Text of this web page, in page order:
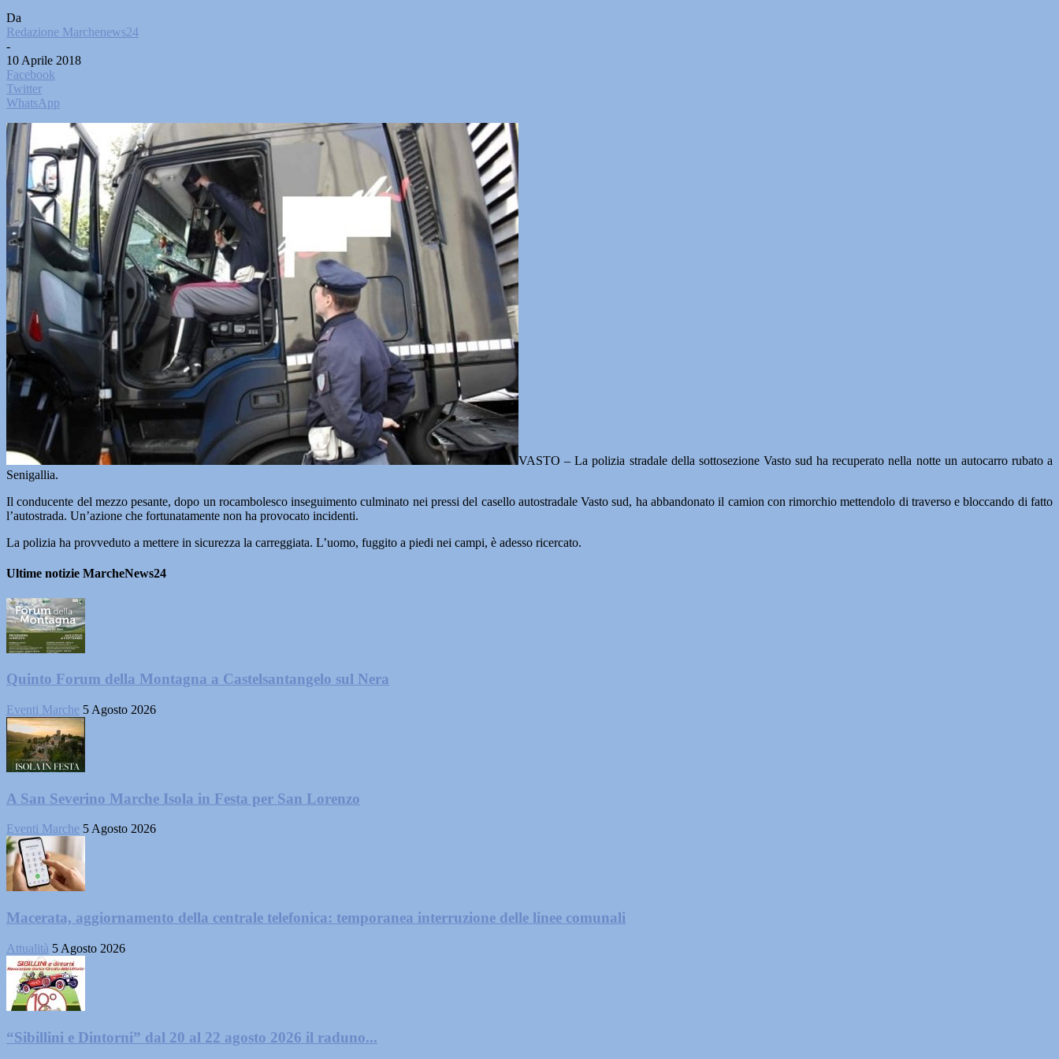
Da
Redazione Marchenews24
-
10 Aprile 2018
Facebook
Twitter
WhatsApp
VASTO – La polizia stradale della sottosezione Vasto sud ha recuperato nella notte un autocarro rubato a
Senigallia.
Il conducente del mezzo pesante, dopo un rocambolesco inseguimento culminato nei pressi del casello autostradale Vasto sud, ha abbandonato il camion con rimorchio mettendolo di traverso e bloccando di fatto
l’autostrada. Un’azione che fortunatamente non ha provocato incidenti.
La polizia ha provveduto a mettere in sicurezza la carreggiata. L’uomo, fuggito a piedi nei campi, è adesso ricercato.
Ultime notizie MarcheNews24
Quinto Forum della Montagna a Castelsantangelo sul Nera
Eventi Marche 5 Agosto 2026
A San Severino Marche Isola in Festa per San Lorenzo
Eventi Marche 5 Agosto 2026
Macerata, aggiornamento della centrale telefonica: temporanea interruzione delle linee comunali
Attualità 5 Agosto 2026
“Sibillini e Dintorni” dal 20 al 22 agosto 2026 il raduno...